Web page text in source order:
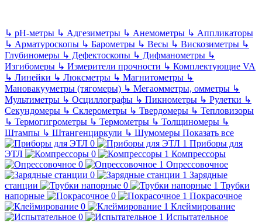
↳ pH-метры ↳ Адгезиметры ↳ Анемометры ↳ Аппликаторы
↳ Арматуроскопы ↳ Барометры ↳ Весы ↳ Вискозиметры ↳
Глубиномеры ↳ Дефектоскопы ↳ Дифманометры ↳
Изгибомеры ↳ Измерители прочности ↳ Комплектующие VA
↳ Линейки ↳ Люксметры ↳ Магнитометры ↳
Мановакууметры (тягомеры) ↳ Мегаомметры, омметры ↳
Мультиметры ↳ Осциллографы ↳ Пикнометры ↳ Рулетки ↳
Секундомеры ↳ Склерометры ↳ Твердомеры ↳ Тепловизоры
↳ Термогигрометры ↳ Термометры ↳ Толщиномеры ↳
Штампы ↳ Штангенциркули ↳ Шумомеры Показать все
Приборы для
ЭТЛ
Компрессоры
Опрессовочное
Зарядные
станции
Трубки
напорные
Покрасочное
Клеймирование
Испытательное